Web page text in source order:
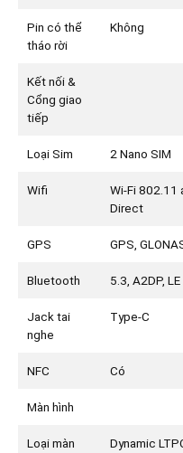
Pin có thể
tháo rời
Không
Kết nối &
Cổng giao
tiếp
Loại Sim 2 Nano SIM
Wifi
Wi-Fi
Direct
GPS GPS,
Bluetooth 5.3, A2DP, LE
Jack tai
nghe
Type-C
NFC Có
Màn hình
Loại màn
Dynamic